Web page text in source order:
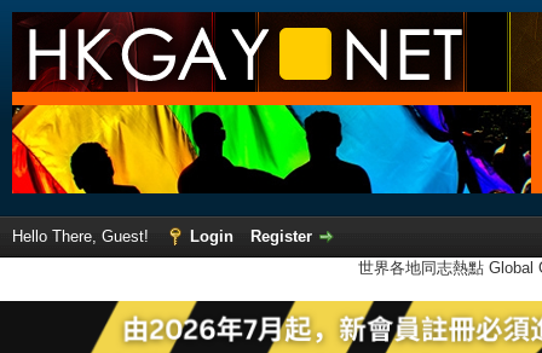
Hello There, Guest! Login
Register
世界各地同志熱點